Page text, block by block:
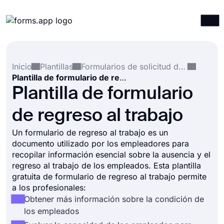
Integraciones
Plantillas
Recursos
Inicio
Plantillas
Formularios de solicitud de empleo
Plantilla de formulario de regreso al trabajo
Plantilla de formulario
de regreso al trabajo
Un formulario de regreso al trabajo es un
documento utilizado por los empleadores para
recopilar información esencial sobre la ausencia y el
regreso al trabajo de los empleados. Esta plantilla
gratuita de formulario de regreso al trabajo permite
a los profesionales:
Obtener más información sobre la condición de
los empleados